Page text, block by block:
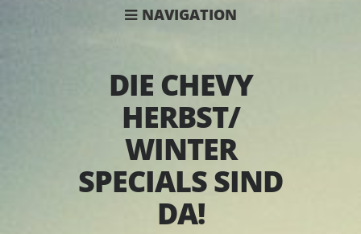
NAVIGATION
DIE CHEVY
HERBST/
WINTER
SPECIALS SIND
DA!